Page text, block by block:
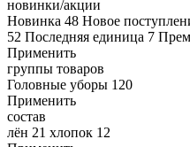
новинки/акции
Новинка 48 Новое
52 Последняя единица 7
Применить
группы товаров
Головные уборы 120
Применить
состав
лён 21 хлопок 12